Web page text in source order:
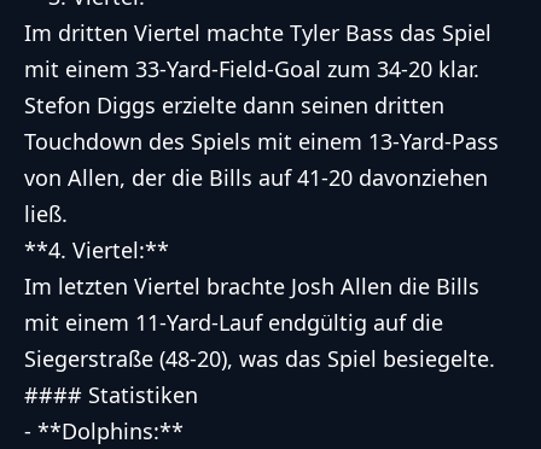
Im dritten Viertel machte Tyler Bass das Spiel
mit einem 33-Yard-Field-Goal zum 34-20 klar.
Stefon Diggs erzielte dann seinen dritten
Touchdown des Spiels mit einem 13-Yard-Pass
von Allen, der die Bills auf 41-20 davonziehen
ließ.
**4. Viertel:**
Im letzten Viertel brachte Josh Allen die Bills
mit einem 11-Yard-Lauf endgültig auf die
Siegerstraße (48-20), was das Spiel besiegelte.
#### Statistiken
- **Dolphins:**